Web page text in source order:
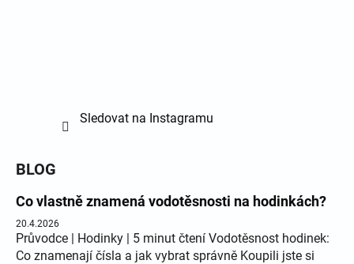
Sledovat na Instagramu
BLOG
Co vlastně znamená vodotěsnosti na hodinkách?
20.4.2026
Průvodce | Hodinky | 5 minut čtení Vodotěsnost hodinek:
Co znamenají čísla a jak vybrat správně Koupili jste si